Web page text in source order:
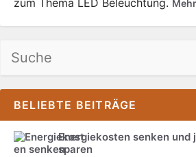
zum Thema LED Beleuchtung.
Suchen
BELIEBTE BEITRÄGE
Energiekosten senken und
sparen